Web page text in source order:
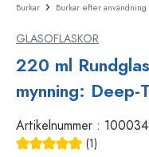
Burkar Burkar efter användning
GLASOFLASKOR
220 ml
mynning:
Artikelnummer :
(1)